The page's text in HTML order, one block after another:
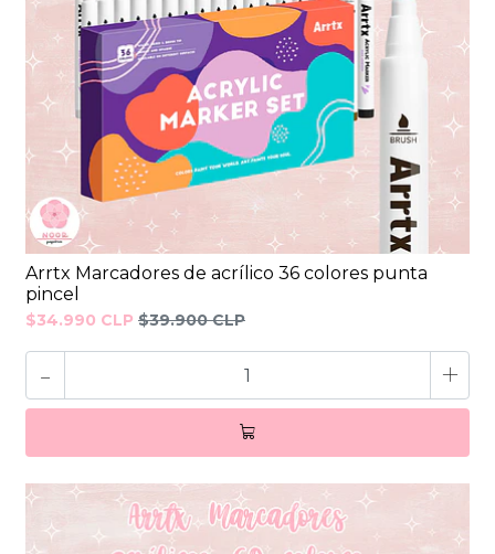
Arrtx Marcadores de acrílico 36 colores punta
pincel
$34.990 CLP $39.900 CLP
- +